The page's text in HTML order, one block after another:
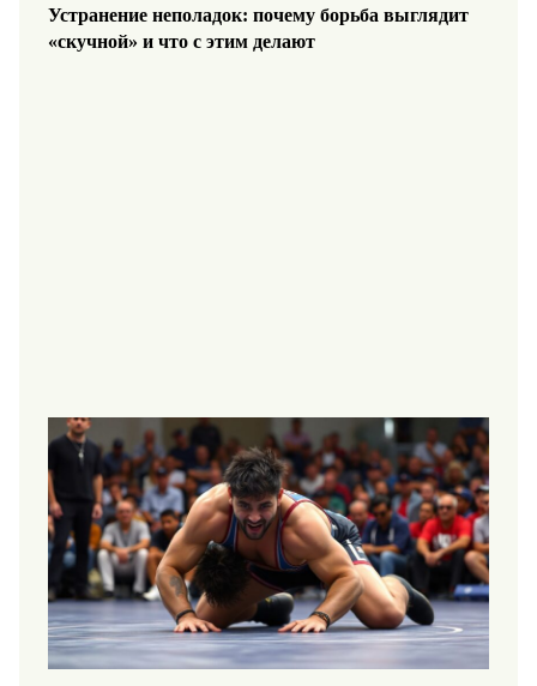
Устранение неполадок: почему борьба выглядит
«скучной» и что с этим делают